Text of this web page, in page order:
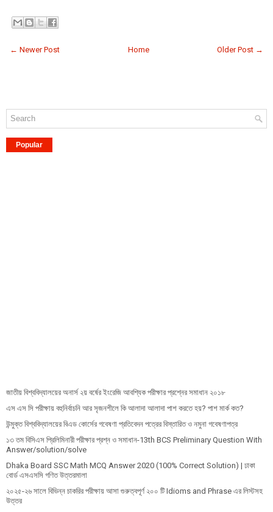
← Newer Post Older Post →
Home
Popular
জাতীয় বিশ্ববিদ্যালয়ের অনার্স ২য় বর্ষের ইংরেজি আবশ্যিক পরীক্ষার প্রশ্নের সমাধান ২০১৮
এস এস সি পরীক্ষায় বহুনির্বাচনি আর সৃজনশীলে কি আলাদা আলাদা পাশ করতে হয়? পাশ মার্ক কত?
উন্মুক্ত বিশ্ববিদ্যালয়ের বিএড কোর্সের গবেষণা প্রতিবেদন পত্রের বিস্তারিত ও নমুনা গবেষণাপত্র
১৩ তম বিসিএস প্রি‌লি‌মিনারী পরীক্ষার প্রশ্ন ও সমাধান-13th BCS Preliminary Question With
Answer/solution/solve
Dhaka Board SSC Math MCQ Answer 2020 (100% Correct Solution) | ঢাকা
বোর্ড এসএসসি গণিত উত্তরমালা
২০২৫-২৬ সালে বিভিন্ন চাকরির পরীক্ষায় আসা গুরুত্বপূর্ণ ২০০ টি Idioms and Phrase এর লিস্টসহ
উত্তর